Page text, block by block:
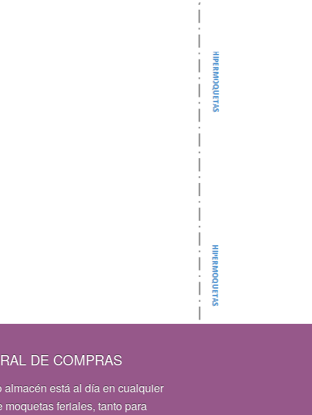
DE COMPRAS
almacén está al día en cualquier
moquetas feriales, tanto para